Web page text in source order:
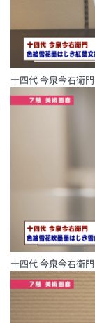
十四代 今泉今右衛
十四代 今泉今右衛